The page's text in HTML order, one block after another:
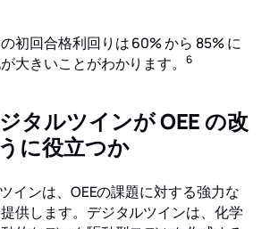
初回合格利回りは 60% から 85% に
大きいことがわかります。6
タルツインが OEE の改
に役立つか
インは、OEEの課題に対する強力な
供します。デジタルツインは、化学